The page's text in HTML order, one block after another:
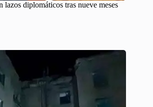
lazos diplomáticos tras nueve meses